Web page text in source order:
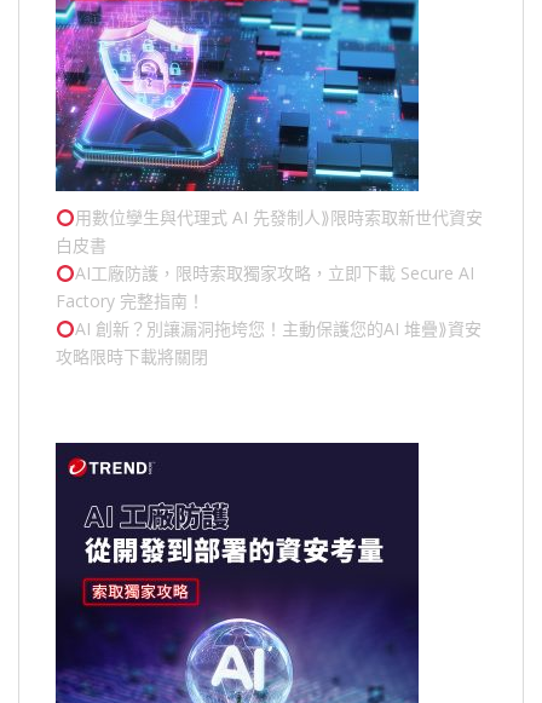
用數位孿生與代理式 AI 先發制人⟫限時索取新世代資安
白皮書
AI工廠防護，限時索取獨家攻略，立即下載 Secure AI
Factory 完整指南！
AI 創新？別讓漏洞拖垮您！主動保護您的AI 堆疊⟫資安
攻略限時下載將關閉